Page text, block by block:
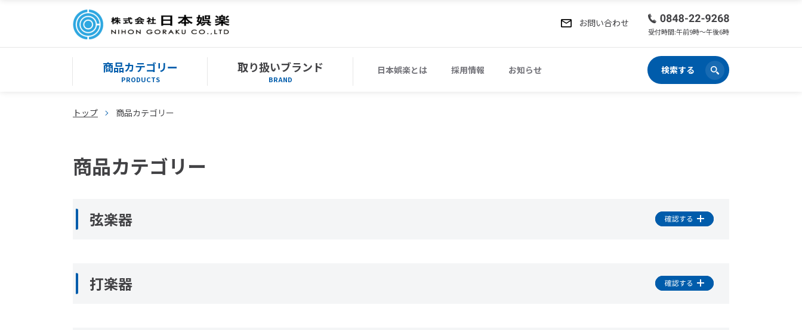
お問い合わせ
受付時間:午前9時〜午後6時
商品カテゴリー
PRODUCTS
取り扱いブランド
BRAND
日本娯楽とは 採用情報 お知らせ 検索する
トップ 商品カテゴリー
商品カテゴリー
弦楽器
打楽器